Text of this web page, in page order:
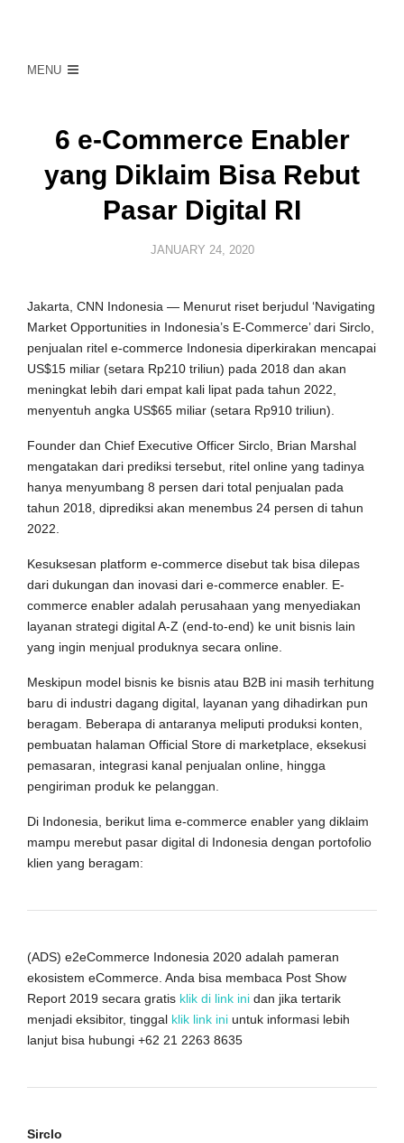
MENU
6 e-Commerce Enabler
yang Diklaim Bisa Rebut
Pasar Digital RI
JANUARY 24, 2020
Jakarta, CNN Indonesia — Menurut riset berjudul ‘Navigating
Market Opportunities in Indonesia’s E-Commerce’ dari Sirclo,
penjualan ritel e-commerce Indonesia diperkirakan mencapai
US$15 miliar (setara Rp210 triliun) pada 2018 dan akan
meningkat lebih dari empat kali lipat pada tahun 2022,
menyentuh angka US$65 miliar (setara Rp910 triliun).
Founder dan Chief Executive Officer Sirclo, Brian Marshal
mengatakan dari prediksi tersebut, ritel online yang tadinya
hanya menyumbang 8 persen dari total penjualan pada
tahun 2018, diprediksi akan menembus 24 persen di tahun
2022.
Kesuksesan platform e-commerce disebut tak bisa dilepas
dari dukungan dan inovasi dari e-commerce enabler. E-
commerce enabler adalah perusahaan yang menyediakan
layanan strategi digital A-Z (end-to-end) ke unit bisnis lain
yang ingin menjual produknya secara online.
Meskipun model bisnis ke bisnis atau B2B ini masih terhitung
baru di industri dagang digital, layanan yang dihadirkan pun
beragam. Beberapa di antaranya meliputi produksi konten,
pembuatan halaman Official Store di marketplace, eksekusi
pemasaran, integrasi kanal penjualan online, hingga
pengiriman produk ke pelanggan.
Di Indonesia, berikut lima e-commerce enabler yang diklaim
mampu merebut pasar digital di Indonesia dengan portofolio
klien yang beragam:
(ADS) e2eCommerce Indonesia 2020 adalah pameran
ekosistem eCommerce. Anda bisa membaca Post Show
Report 2019 secara gratis klik di link ini dan jika tertarik
menjadi eksibitor, tinggal klik link ini untuk informasi lebih
lanjut bisa hubungi +62 21 2263 8635
Sirclo